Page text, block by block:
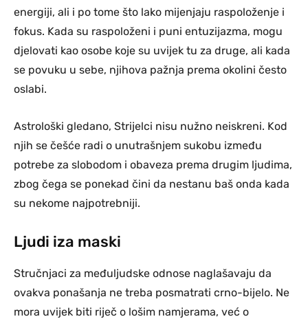
energiji, ali i po tome što lako mijenjaju raspoloženje i
fokus. Kada su raspoloženi i puni entuzijazma, mogu
djelovati kao osobe koje su uvijek tu za druge, ali kada
se povuku u sebe, njihova pažnja prema okolini često
oslabi.
Astrološki gledano, Strijelci nisu nužno neiskreni. Kod
njih se češće radi o unutrašnjem sukobu između
potrebe za slobodom i obaveza prema drugim ljudima,
zbog čega se ponekad čini da nestanu baš onda kada
su nekome najpotrebniji.
Ljudi iza maski
Stručnjaci za međuljudske odnose naglašavaju da
ovakva ponašanja ne treba posmatrati crno-bijelo. Ne
mora uvijek biti riječ o lošim namjerama, već o